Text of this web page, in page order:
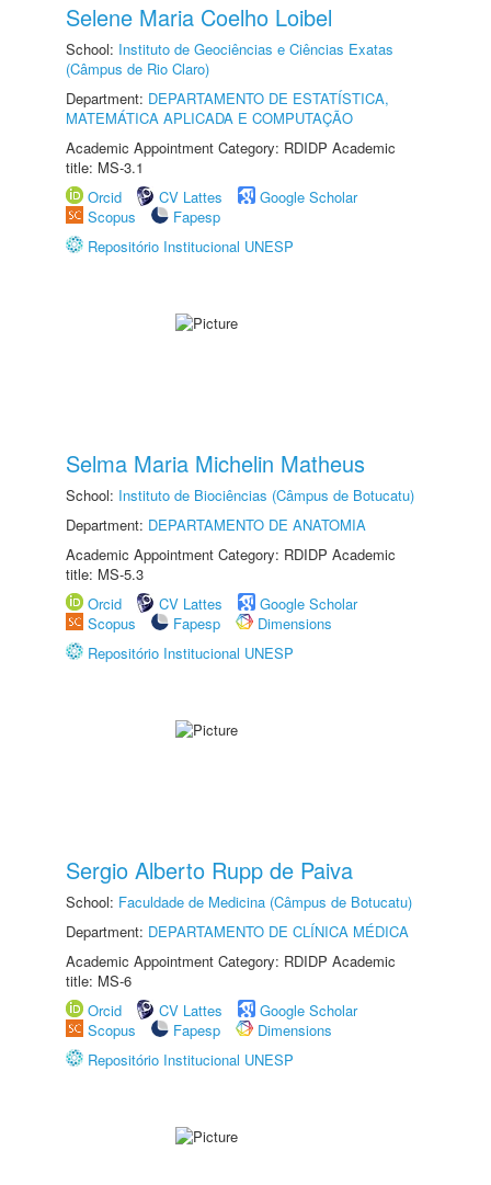
Selene Maria Coelho Loibel
School: Instituto de Geociências e Ciências Exatas
(Câmpus de Rio Claro)
Department: DEPARTAMENTO DE ESTATÍSTICA,
MATEMÁTICA APLICADA E COMPUTAÇÃO
Academic Appointment Category: RDIDP Academic
title: MS-3.1
Orcid
CV Lattes
Google Scholar
Scopus
Fapesp
Repositório Institucional UNESP
Selma Maria Michelin Matheus
School: Instituto de Biociências (Câmpus de Botucatu)
Department: DEPARTAMENTO DE ANATOMIA
Academic Appointment Category: RDIDP Academic
title: MS-5.3
Orcid
CV Lattes
Google Scholar
Scopus
Fapesp
Dimensions
Repositório Institucional UNESP
Sergio Alberto Rupp de Paiva
School: Faculdade de Medicina (Câmpus de Botucatu)
Department: DEPARTAMENTO DE CLÍNICA MÉDICA
Academic Appointment Category: RDIDP Academic
title: MS-6
Orcid
CV Lattes
Google Scholar
Scopus
Fapesp
Dimensions
Repositório Institucional UNESP